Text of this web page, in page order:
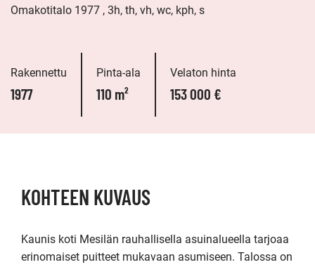
Omakotitalo 1977 , 3h, th, vh, wc, kph, s
Rakennettu
1977
Pinta-ala
110 m²
Velaton hinta
153 000 €
KOHTEEN KUVAUS
Kaunis koti Mesilän rauhallisella asuinalueella tarjoaa
erinomaiset puitteet mukavaan asumiseen. Talossa on